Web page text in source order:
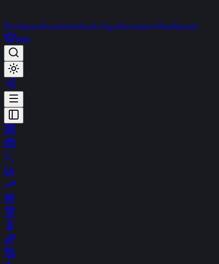
PortföyümFavorilerimCanlı YayınTerminalt-ChatDestek
PRO